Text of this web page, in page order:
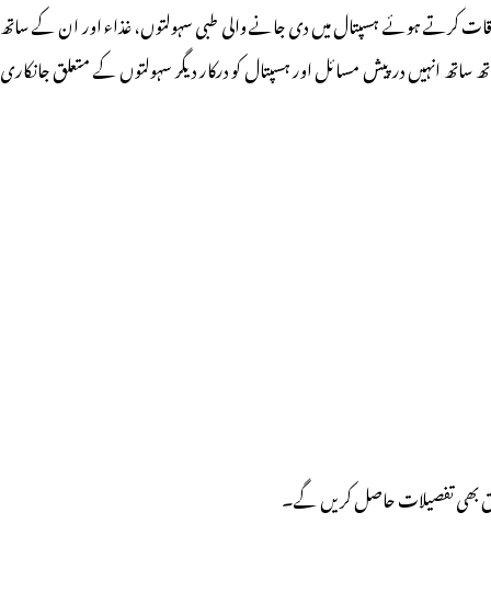
کرتے ہوئے ہسپتال میں دی جانے والی طبی سہولتوں، غذاء اور ان کے ساتھ
انہیں درپیش مسائل اور ہسپتال کو درکار دیگر سہولتوں کے متعلق جانکاری
بھی تفصیلات حاصل کریں گے۔